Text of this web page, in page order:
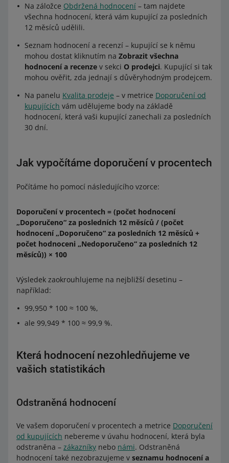
Na záložce Obdržená hodnocení – tam najdete
všechna hodnocení, která vám kupující za posledních
12 měsíců udělili.
Seznam hodnocení a recenzí – kupující se k němu
mohou dostat kliknutím na Zobrazit všechna
hodnocení a recenze v sekci O prodejci. Kupující si tak
mohou ověřit, zda jednají s důvěryhodným prodejcem.
Na panelu Kvalita prodeje – v metrice Doporučení od
kupujících vám udělujeme body na základě
hodnocení, která vaši kupující zanechali za posledních
30 dní.
Jak vypočítáme doporučení v procentech
Počítáme ho pomocí následujícího vzorce:
Doporučení v procentech = (počet hodnocení
„Doporučeno“ za posledních 12 měsíců / (počet
hodnocení „Doporučeno“ za posledních 12 měsíců +
počet hodnoceni „Nedoporučeno“ za posledních 12
měsíců)) × 100
Výsledek zaokrouhlujeme na nejbližší desetinu –
například:
99,950 * 100 ≈ 100 %,
ale 99,949 * 100 ≈ 99,9 %.
Která hodnocení nezohledňujeme ve
vašich statistikách
Odstraněná hodnocení
Ve vašem doporučení v procentech a metrice Doporučení
od kupujících nebereme v úvahu hodnocení, která byla
odstraněna – zákazníky nebo námi. Odstraněná
hodnocení také nezobrazujeme v seznamu hodnocení a